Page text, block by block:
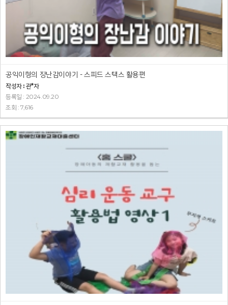
공익이형의 장난감이야기 - 스피드 스택스 활용편
작성자 : 관*자
등록일 : 2024.09.20
조회 : 7,616